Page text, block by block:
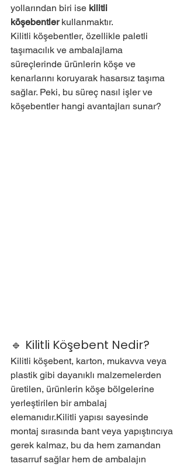
yollarından biri ise kilitli
köşebentler kullanmaktır.
Kilitli köşebentler, özellikle paletli
taşımacılık ve ambalajlama
süreçlerinde ürünlerin köşe ve
kenarlarını koruyarak hasarsız taşıma
sağlar. Peki, bu süreç nasıl işler ve
köşebentler hangi avantajları sunar?
🔹 Kilitli Köşebent Nedir?
Kilitli köşebent, karton, mukavva veya
plastik gibi dayanıklı malzemelerden
üretilen, ürünlerin köşe bölgelerine
yerleştirilen bir ambalaj
elemanıdır.Kilitli yapısı sayesinde
montaj sırasında bant veya yapıştırıcıya
gerek kalmaz, bu da hem zamandan
tasarruf sağlar hem de ambalajın